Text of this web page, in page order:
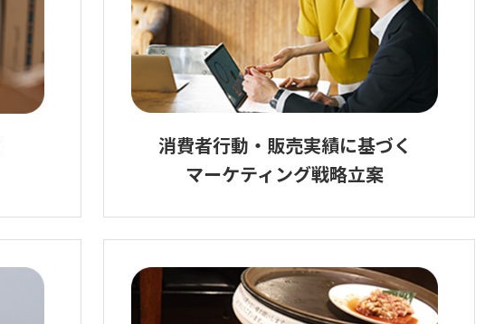
消費者行動・販売実績に基づく
マーケティング戦略立案